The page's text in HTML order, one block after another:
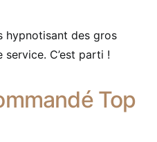
hypnotisant des gros
C’est parti !
Top